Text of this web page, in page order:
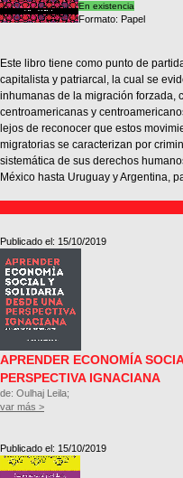
En existencia
Formato: Papel
Este libro tiene como punto de
capitalista y patriarcal, la cual se
inhumanas de la migración forzada,
centroamericanas y
lejos de reconocer que estos
migratorias se caracterizan por
sistemática de sus derechos
México hasta Uruguay y Argentina,
Publicado el: 15/10/2019
APRENDER ECONOMÍA
PERSPECTIVA IGNACIANA
de: Oulhaj Leila;
var más >
Publicado el: 15/10/2019